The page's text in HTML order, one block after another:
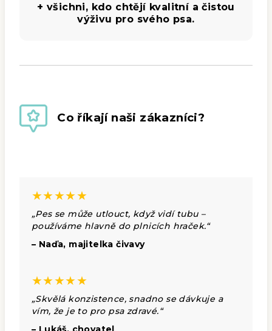
+ všichni, kdo chtějí kvalitní a čistou
výživu pro svého psa.
Co říkají naši zákazníci?
★★★★★
„Pes se může utlouct, když vidí tubu –
používáme hlavně do plnicích hraček.“
– Naďa, majitelka čivavy
★★★★★
„Skvělá konzistence, snadno se dávkuje a
vím, že je to pro psa zdravé.“